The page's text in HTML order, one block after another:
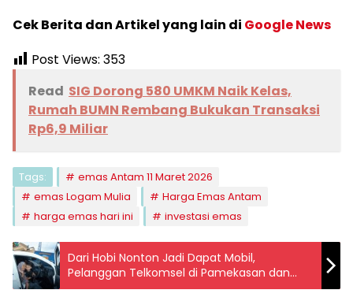
Cek Berita dan Artikel yang lain di Google News
Post Views: 353
Read SIG Dorong 580 UMKM Naik Kelas,
Rumah BUMN Rembang Bukukan Transaksi
Rp6,9 Miliar
Tags:
emas Antam 11 Maret 2026
emas Logam Mulia
Harga Emas Antam
harga emas hari ini
investasi emas
Dari Hobi Nonton Jadi Dapat Mobil,
Pelanggan Telkomsel di Pamekasan dan
Jember Beruntung